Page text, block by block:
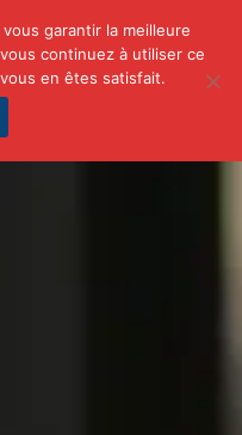
Famille Finance
garantir la meilleure
continuez à utiliser ce
en êtes satisfait.